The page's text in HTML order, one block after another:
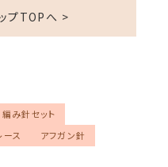
プTOPへ >
編み針セット
ース
アフガン針